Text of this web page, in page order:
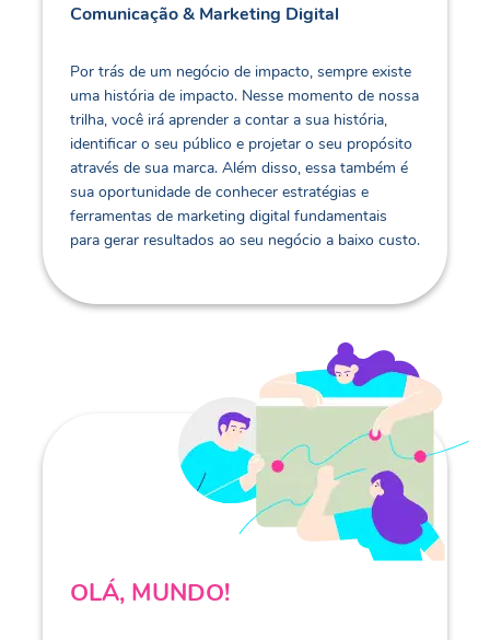
Comunicação & Marketing Digital
Por trás de um negócio de impacto, sempre existe
uma história de impacto. Nesse momento de nossa
trilha, você irá aprender a contar a sua história,
identificar o seu público e projetar o seu propósito
através de sua marca. Além disso, essa também é
sua oportunidade de conhecer estratégias e
ferramentas de marketing digital fundamentais
para gerar resultados ao seu negócio a baixo custo.
OLÁ, MUNDO!